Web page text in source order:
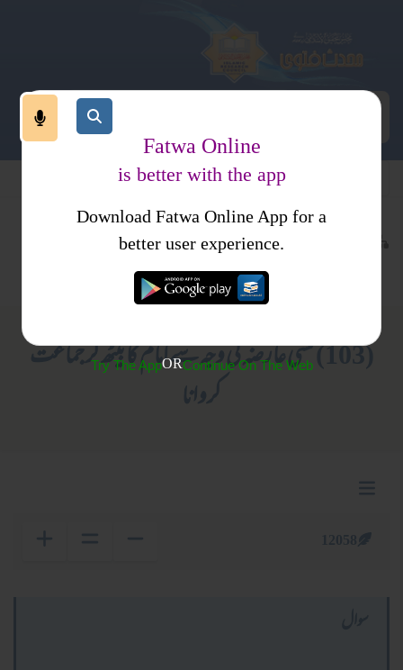
نماز
کتب فتاوی
فتاوی اصحاب الحدیث جلد2
(103) کسی عارضہ کی وجہ سے امام کا بیٹھ کر جماعت
کروانا
Fatwa Online
is better with the app
Download Fatwa Online App for a
better user experience.
Try The AppORContinue On The Web